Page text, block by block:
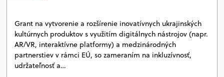
Grant na vytvorenie a rozšírenie inovatívnych ukrajinských
kultúrnych produktov s využitím digitálnych nástrojov (napr.
AR/VR, interaktívne platformy) a medzinárodných
partnerstiev v rámci EÚ, so zameraním na inkluzívnosť,
udržateľnosť a…